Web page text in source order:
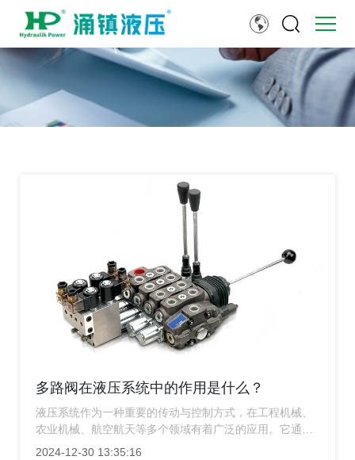
多路阀在液压系统中的作用是什么？
液压系统作为一种重要的传动与控制方式，在工程机械、
农业机械、航空航天等多个领域有着广泛的应用。它通过
流体传递能量，实现设备的动力传输和运动控制。而多路
2024-12-30 13:35:16